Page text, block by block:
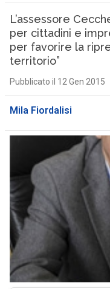
L’assessore
per cittadini e
per favorire la
territorio”
Pubblicato il 12 Gen 2015
Mila Fiordalisi